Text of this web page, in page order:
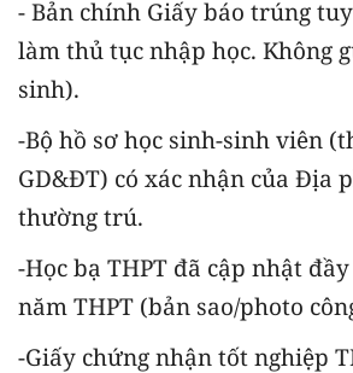
- Bản chính Giấy báo trúng
làm thủ tục nhập học. Không
sinh).
-Bộ hồ sơ học sinh-sinh viên
GD&ĐT) có xác nhận của Địa
thường trú.
-Học bạ THPT đã cập nhật
năm THPT (bản sao/photo
-Giấy chứng nhận tốt nghiệp